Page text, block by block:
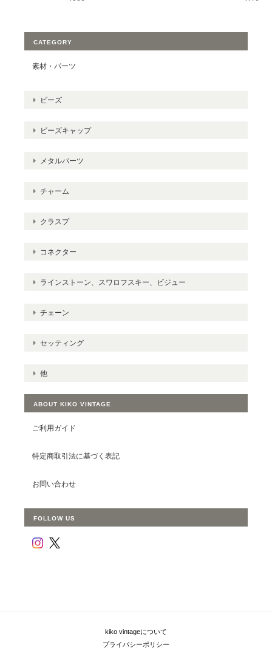
CATEGORY
素材・パーツ
ビーズ
ビーズキャップ
メタルパーツ
チャーム
クラスプ
コネクター
ラインストーン、スワロフスキー、ビジュー
チェーン
セッティング
他
ABOUT KIKO VINTAGE
ご利用ガイド
特定商取引法に基づく表記
お問い合わせ
FOLLOW US
kiko vintageについて
プライバシーポリシー